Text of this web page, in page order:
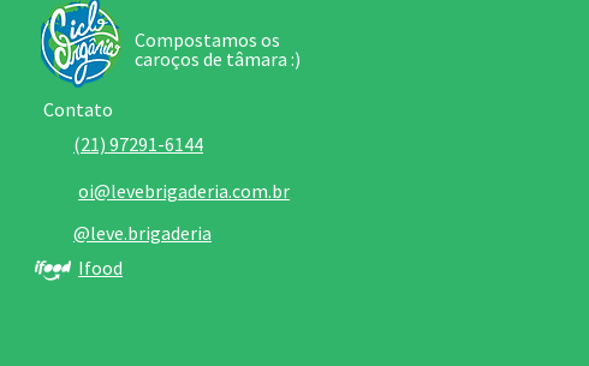
Compostamos os
caroços de tâmara :)
Contato
(21) 97291-6144
oi@levebrigaderia.com.br
@leve.brigaderia
Ifood